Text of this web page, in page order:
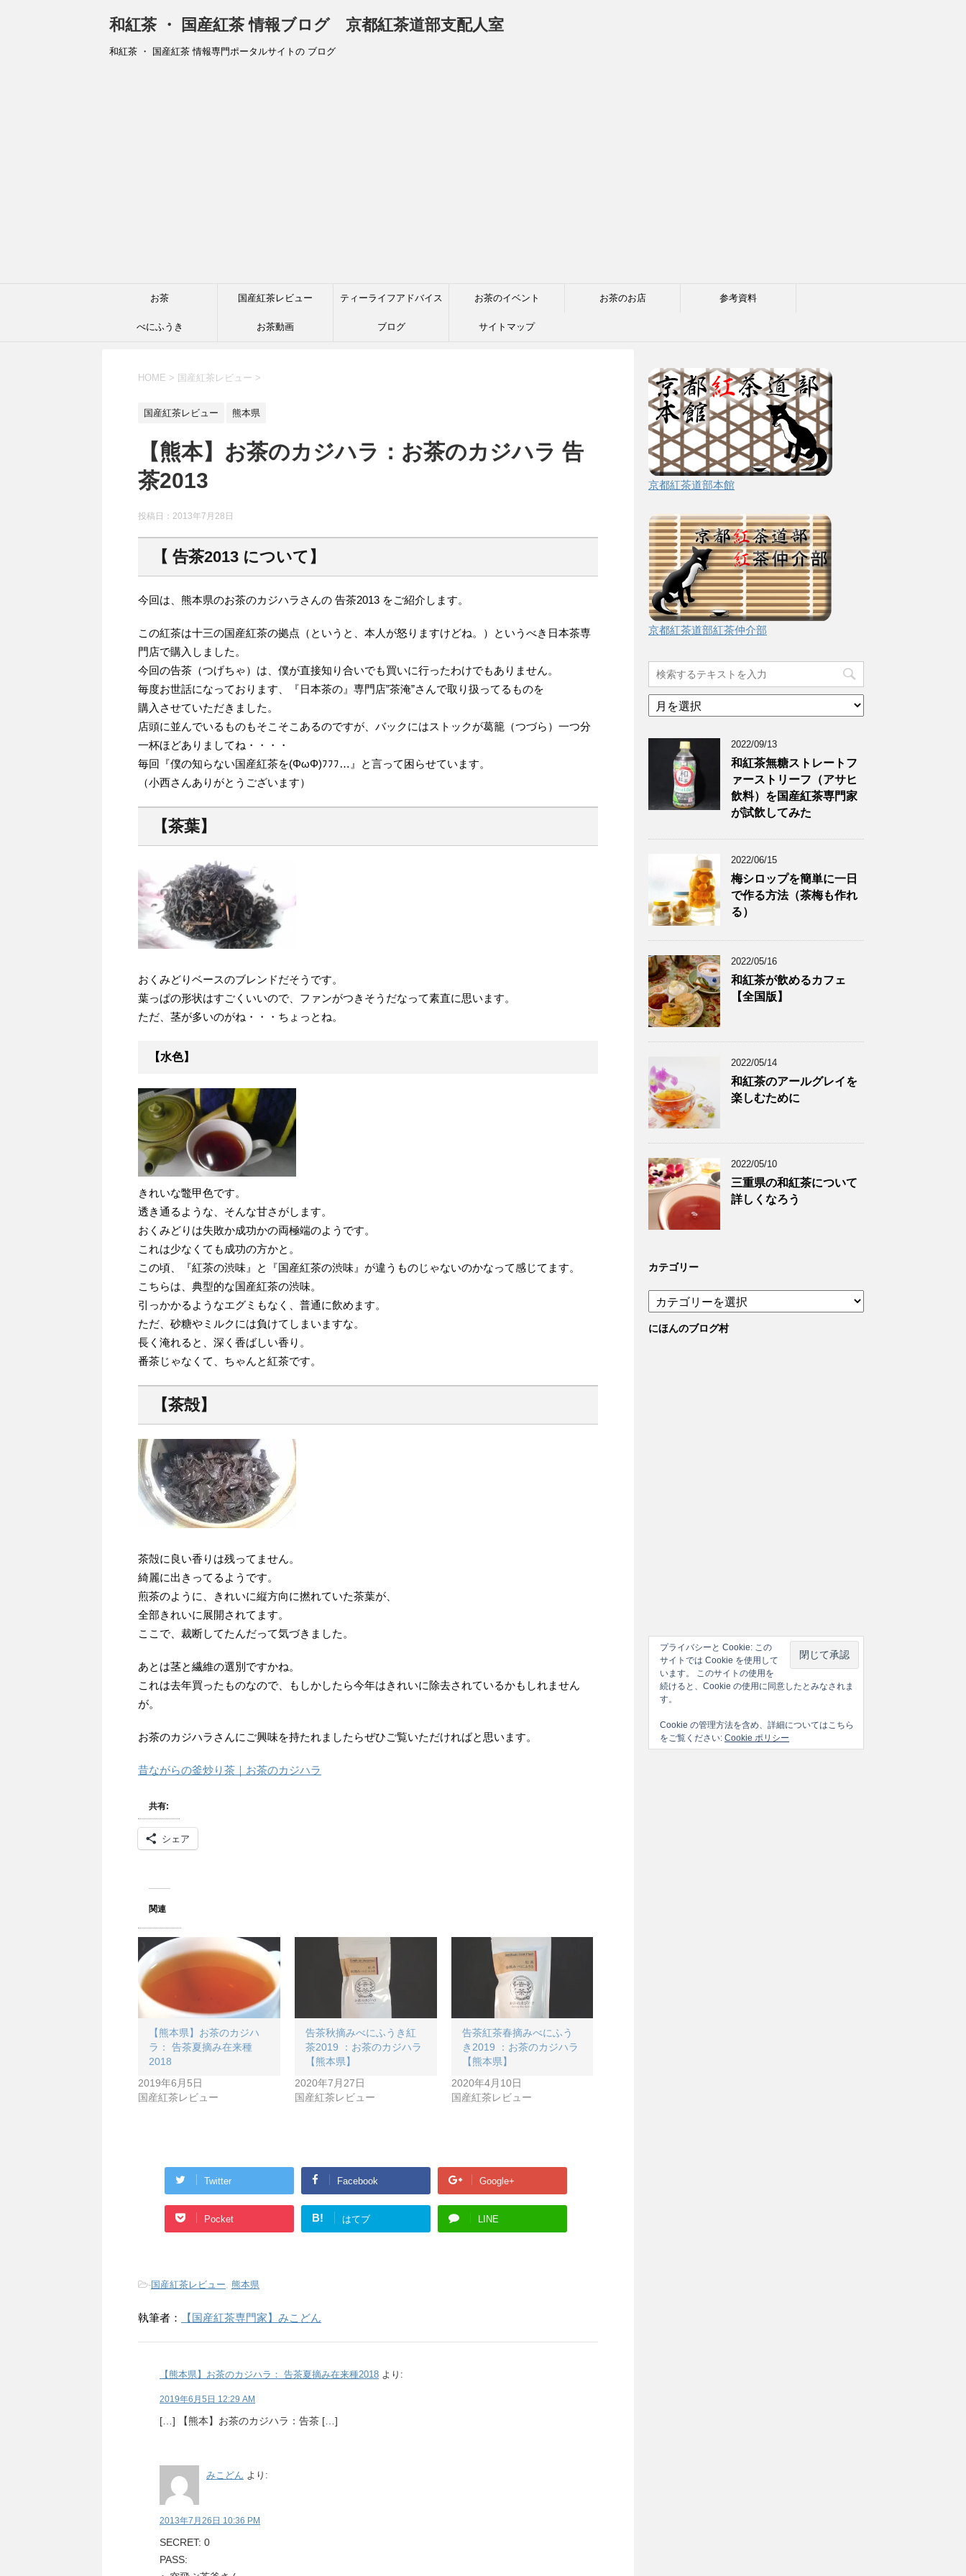
和紅茶 ・ 国産紅茶 情報ブログ 京都紅茶道部支配人室
和紅茶 ・ 国産紅茶 情報専門ポータルサイトの ブログ
お茶 国産紅茶レビュー ティーライフアドバイス お茶のイベント お茶のお店 参考資料
べにふうき お茶動画 ブログ サイトマップ
HOME > 国産紅茶レビュー >
国産紅茶レビュー 熊本県
【熊本】お茶のカジハラ：お茶のカジハラ 告
茶2013
投稿日：2013年7月28日
【 告茶2013 について】
今回は、熊本県のお茶のカジハラさんの 告茶2013 をご紹介します。
この紅茶は十三の国産紅茶の拠点（というと、本人が怒りますけどね。）というべき日本茶専
門店で購入しました。
今回の告茶（つげちゃ）は、僕が直接知り合いでも買いに行ったわけでもありません。
毎度お世話になっております、『日本茶の』専門店”茶淹”さんで取り扱ってるものを
購入させていただきました。
店頭に並んでいるものもそこそこあるのですが、バックにはストックが葛籠（つづら）一つ分
一杯ほどありましてね・・・・
毎回『僕の知らない国産紅茶を(ΦωΦ)ﾌﾌﾌ…』と言って困らせています。
（小西さんありがとうございます）
【茶葉】
おくみどりベースのブレンドだそうです。
葉っぱの形状はすごくいいので、ファンがつきそうだなって素直に思います。
ただ、茎が多いのがね・・・ちょっとね。
【水色】
きれいな鼈甲色です。
透き通るような、そんな甘さがします。
おくみどりは失敗か成功かの両極端のようです。
これは少なくても成功の方かと。
この頃、『紅茶の渋味』と『国産紅茶の渋味』が違うものじゃないのかなって感じてます。
こちらは、典型的な国産紅茶の渋味。
引っかかるようなエグミもなく、普通に飲めます。
ただ、砂糖やミルクには負けてしまいますな。
長く淹れると、深く香ばしい香り。
番茶じゃなくて、ちゃんと紅茶です。
【茶殻】
茶殻に良い香りは残ってません。
綺麗に出きってるようです。
煎茶のように、きれいに縦方向に撚れていた茶葉が、
全部きれいに展開されてます。
ここで、裁断してたんだって気づきました。
あとは茎と繊維の選別ですかね。
これは去年買ったものなので、もしかしたら今年はきれいに除去されているかもしれません
が。
お茶のカジハラさんにご興味を持たれましたらぜひご覧いただければと思います。
昔ながらの釜炒り茶｜お茶のカジハラ
共有:
シェア
関連
【熊本県】お茶のカジハ
ラ： 告茶夏摘み在来種
2018
2019年6月5日
国産紅茶レビュー
告茶秋摘みべにふうき紅
茶2019 ：お茶のカジハラ
【熊本県】
2020年7月27日
国産紅茶レビュー
告茶紅茶春摘みべにふう
き2019 ：お茶のカジハラ
【熊本県】
2020年4月10日
国産紅茶レビュー
Twitter Facebook Google+
Pocket B! はてブ LINE
-国産紅茶レビュー, 熊本県
執筆者： 【国産紅茶専門家】みこどん
【熊本県】お茶のカジハラ： 告茶夏摘み在来種2018 より:
2019年6月5日 12:29 AM
[…] 【熊本】お茶のカジハラ：告茶 […]
みこどん より:
2013年7月26日 10:36 PM
SECRET: 0
PASS:
京都紅茶道部本館
京都紅茶道部紅茶仲介部
ア
ー
2022/09/13
和紅茶無糖ストレートフ
ァーストリーフ（アサヒ
飲料）を国産紅茶専門家
が試飲してみた
2022/06/15
梅シロップを簡単に一日
で作る方法（茶梅も作れ
る）
2022/05/16
和紅茶が飲めるカフェ
【全国版】
2022/05/14
和紅茶のアールグレイを
楽しむために
2022/05/10
三重県の和紅茶について
詳しくなろう
カテゴリー
テ
ゴ
にほんのブログ村
プライバシーと Cookie: この
サイトでは Cookie を使用して
います。 このサイトの使用を
続けると、Cookie の使用に同意したとみなされま
す。
Cookie の管理方法を含め、詳細についてはこちら
をご覧ください: Cookie ポリシー